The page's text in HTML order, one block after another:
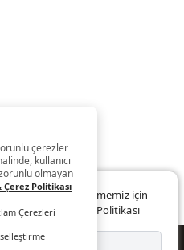
hizmet sunabilmemiz için
Gizlilik ve Çerez Politikası
- 2025
çerezler
kullanıcı
olmayan
Çerez Politikası
Çerezleri